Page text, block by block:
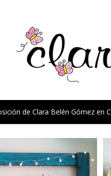
de Clara Belén Gómez en